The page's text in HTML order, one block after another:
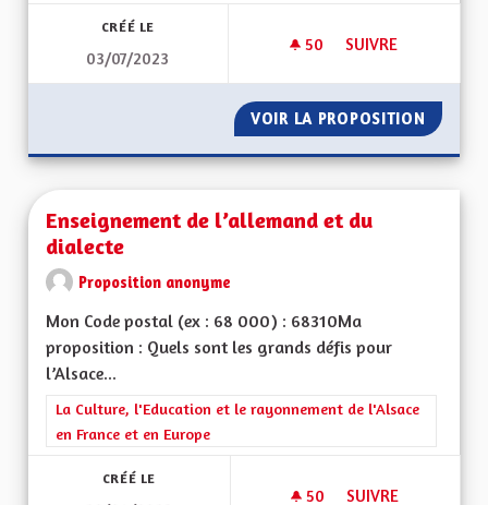
CRÉÉ LE
03/07/2023
50 50 ABONNÉS
SUIVRE
VOIR LA PROPOSITION
Enseignement de l’allemand et du
dialecte
Proposition anonyme
Mon Code postal (ex : 68 000) : 68310Ma
proposition : Quels sont les grands défis pour
l’Alsace...
Filtrer les résultats de la catégorie : La Culture, l'Education et
La Culture, l'Education et le rayonnement de l'Alsace
en France et en Europe
CRÉÉ LE
50 50 ABONNÉS
SUIVRE